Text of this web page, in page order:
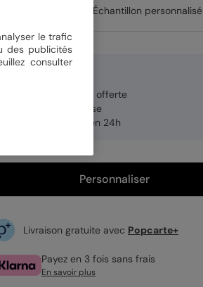
Échantillon personnalisé
Enveloppe blanche offerte
Fabrication française
Expédition rapide en 24h
Personnaliser
Livraison gratuite avec Popcarte+
Payez en 3 fois sans frais
En savoir plus
le trafic
des publicités
consulter